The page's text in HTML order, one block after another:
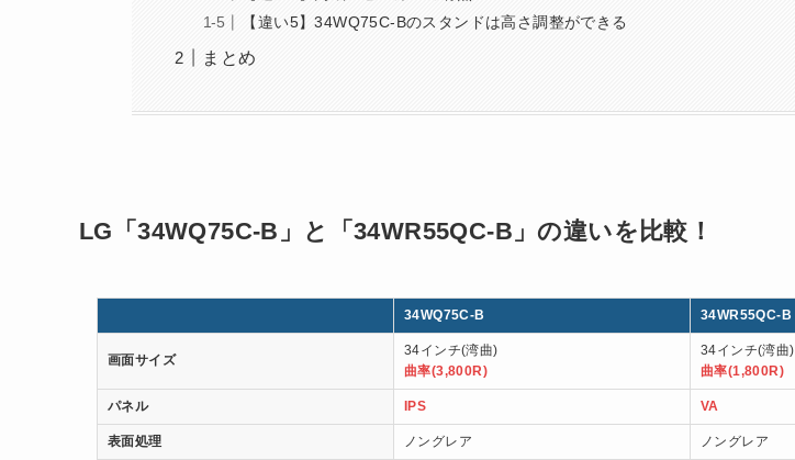
【違い5】34WQ75C-Bのスタンドは高さ調整ができる
まとめ
LG「34WQ75C-B」と「34WR55QC-B」の違いを比較！
34WQ75C-B 34WR55QC-B
画面サイズ
34インチ(湾曲)
曲率(3,800R)
34インチ(湾曲)
曲率(1,800R)
パネル IPS VA
表面処理 ノングレア ノングレア